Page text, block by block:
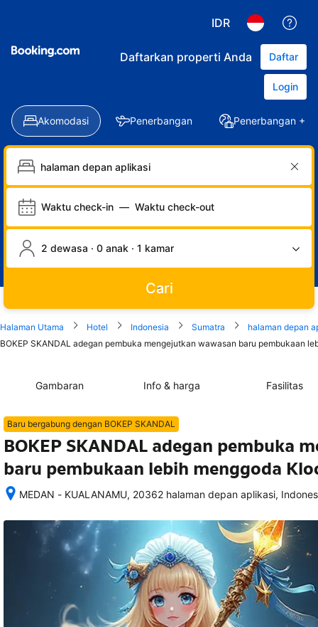
IDR
Daftarkan properti Anda Daftar
Login
Akomodasi Penerbangan Penerbangan +
Waktu check-in — Waktu check-out
2 dewasa · 0 anak · 1 kamar
Cari
Halaman Utama Hotel Indonesia Sumatra
halaman depan
BOKEP SKANDAL adegan pembuka mengejutkan wawasan baru pembukaan
Gambaran Info & harga Fasilitas
Baru bergabung dengan BOKEP SKANDAL
BOKEP SKANDAL adegan pembuka
baru pembukaan lebih menggoda
MEDAN - KUALANAMU, 20362 halaman depan aplikasi,
memesan,
semua